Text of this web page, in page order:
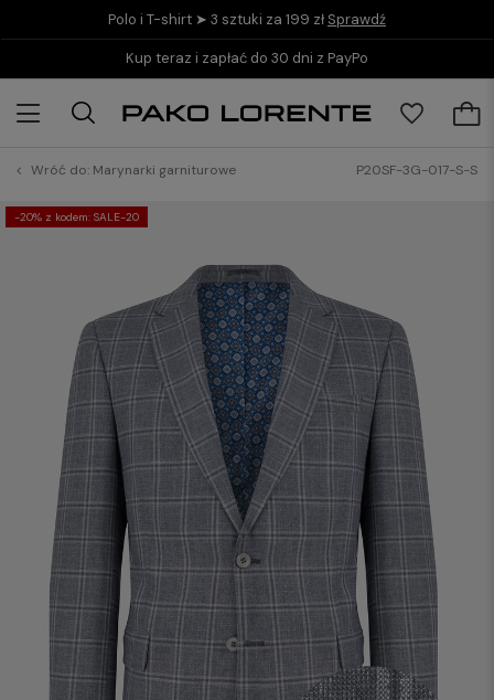
Polo i T-shirt ➤ 3 sztuki za 199 zł Sprawdź
Kup teraz i zapłać do 30 dni z PayPo
Wróć do: Marynarki garniturowe P20SF-3G-017-S-S
-20% z kodem: SALE-20